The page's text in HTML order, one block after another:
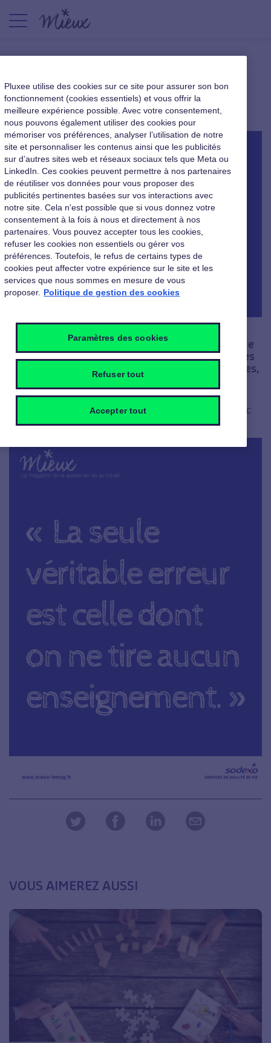
Grandir de ses erreurs
|24 juillet 2015
Dans cette rubrique, nous partageons chaque
semaine avec vous une de ces petites phrases
qui font avancer, inspirent, donnent des idées,
ou montrent le chemin.
N'hésitez pas à les partager… et à partager ensuite avec
nous vos petites phrases à vous.
VOUS AIMEREZ AUSSI
Pluxee utilise des cookies sur ce site pour assurer son bon
fonctionnement (cookies essentiels) et vous offrir la
meilleure expérience possible. Avec votre consentement,
nous pouvons également utiliser des cookies pour
mémoriser vos préférences, analyser l’utilisation de notre
site et personnaliser les contenus ainsi que les publicités
sur d’autres sites web et réseaux sociaux tels que Meta ou
LinkedIn. Ces cookies peuvent permettre à nos partenaires
de réutiliser vos données pour vous proposer des
publicités pertinentes basées sur vos interactions avec
notre site. Cela n'est possible que si vous donnez votre
consentement à la fois à nous et directement à nos
partenaires. Vous pouvez accepter tous les cookies,
refuser les cookies non essentiels ou gérer vos
préférences. Toutefois, le refus de certains types de
cookies peut affecter votre expérience sur le site et les
services que nous sommes en mesure de vous
proposer. Politique de gestion des cookies
Paramètres des cookies
Refuser tout
Accepter tout